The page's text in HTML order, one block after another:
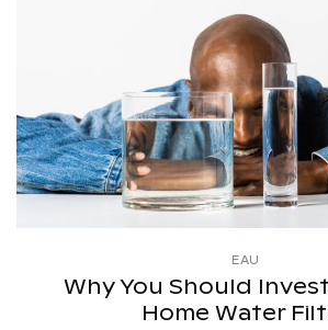
EAU
Why You Should
Home Water